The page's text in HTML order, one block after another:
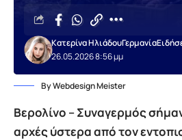
26.05.2026 8:56 μμ
Κατερίνα ΗλιάδουΓερμανία
By Webdesign Meister
Βερολίνο – Συναγερμός
αρχές ύστερα από τον